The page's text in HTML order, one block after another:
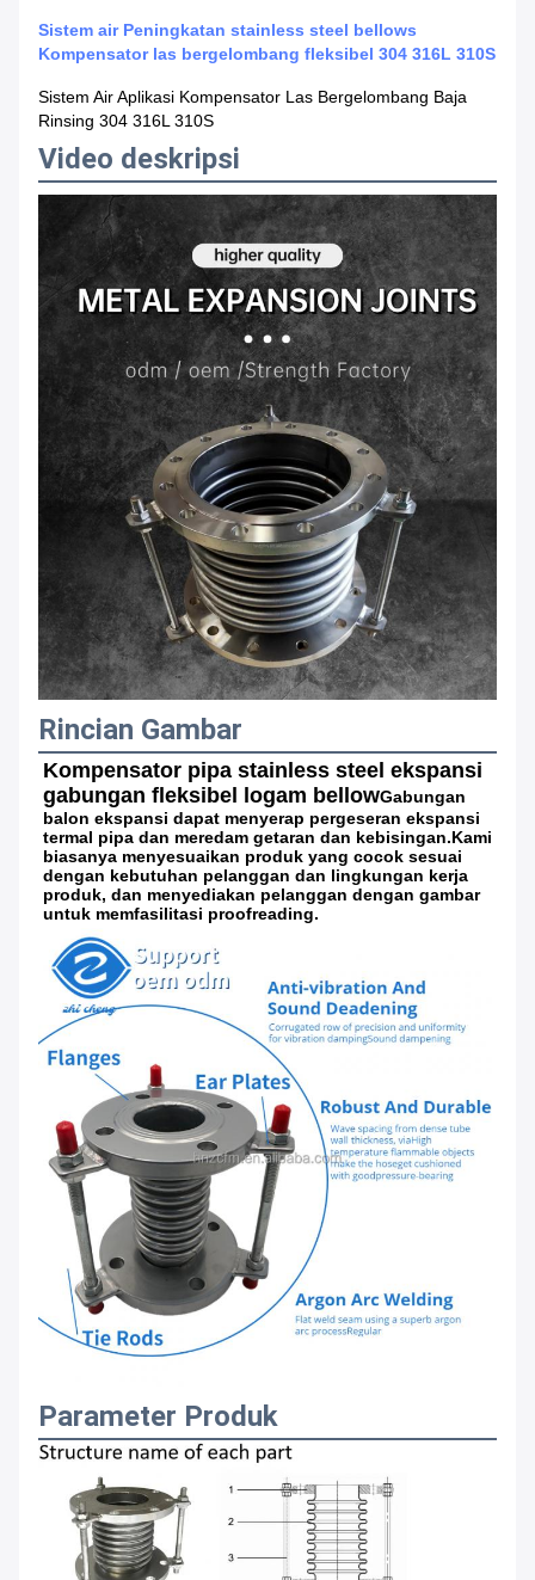
Sistem air Peningkatan stainless steel bellows
Kompensator las bergelombang fleksibel 304 316L 310S
Sistem Air Aplikasi Kompensator Las Bergelombang Baja
Rinsing 304 316L 310S
Video deskripsi
Rincian Gambar
Kompensator pipa stainless steel ekspansi
gabungan fleksibel logam bellowGabungan
balon ekspansi dapat menyerap pergeseran ekspansi
termal pipa dan meredam getaran dan kebisingan.Kami
biasanya menyesuaikan produk yang cocok sesuai
dengan kebutuhan pelanggan dan lingkungan kerja
produk, dan menyediakan pelanggan dengan gambar
untuk memfasilitasi proofreading.
Parameter Produk